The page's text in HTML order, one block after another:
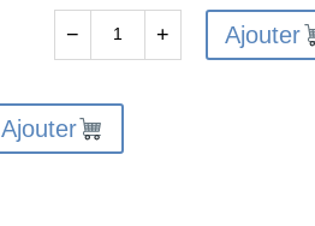
Ajouter
FTX6242
-
− + Ajouter